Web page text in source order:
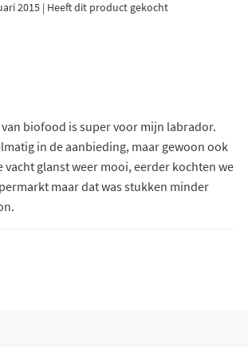
2015 | Heeft dit product gekocht
biofood is super voor mijn labrador.
in de aanbieding, maar gewoon ook
vacht glanst weer mooi, eerder kochten we
maar dat was stukken minder